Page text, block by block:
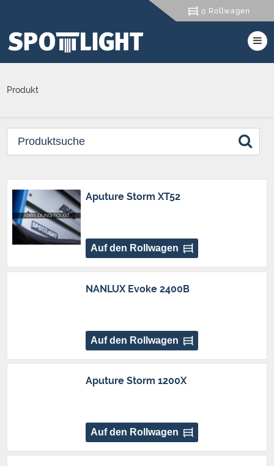
0 Rollwagen
Produkt
Aputure Storm XT52
Auf den Rollwagen
NANLUX Evoke 2400B
Auf den Rollwagen
Aputure Storm 1200X
Auf den Rollwagen